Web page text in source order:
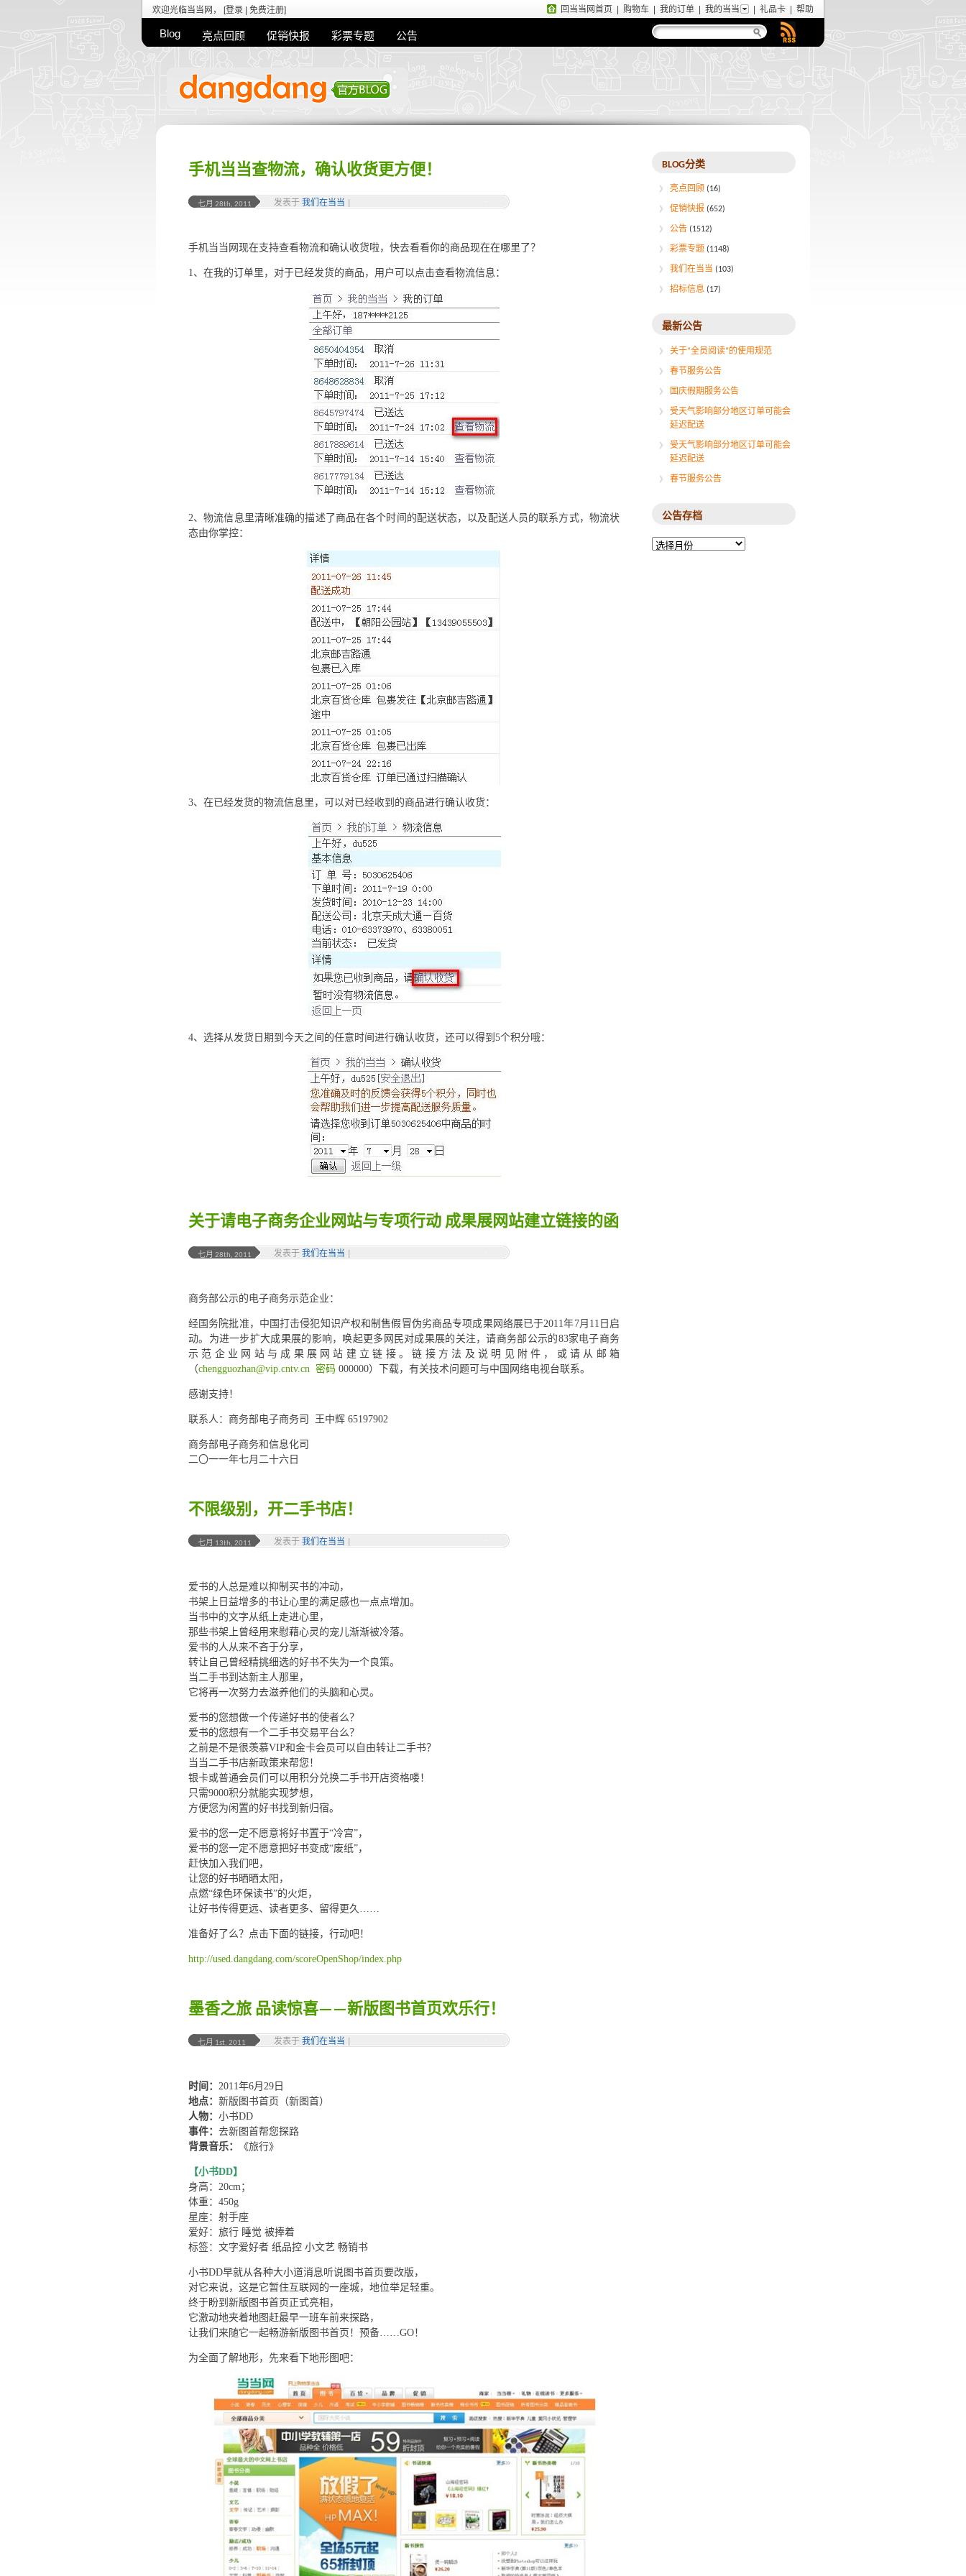
欢迎光临当当网， [登录 免费注册] 回当当网首页 购物车 我的订单 我的当当 礼品卡 帮助
Blog 亮点回顾 促销快报 彩票专题 公告
手机当当查物流，确认收货更方便！
七月 28th, 2011 发表于 我们在当当
手机当当网现在支持查看物流和确认收货啦，快去看看你的商品现在在哪里了？
1、在我的订单里，对于已经发货的商品，用户可以点击查看物流信息：
2、物流信息里清晰准确的描述了商品在各个时间的配送状态，以及配送人员的联系方式，物流状
态由你掌控：
3、在已经发货的物流信息里，可以对已经收到的商品进行确认收货：
4、选择从发货日期到今天之间的任意时间进行确认收货，还可以得到5个积分哦：
关于请电子商务企业网站与专项行动 成果展网站建立链接的函
七月 28th, 2011 发表于 我们在当当
商务部公示的电子商务示范企业：
经国务院批准，中国打击侵犯知识产权和制售假冒伪劣商品专项成果网络展已于2011年7月11日启
动。为进一步扩大成果展的影响，唤起更多网民对成果展的关注，请商务部公示的83家电子商务
示范企业网站与成果展网站建立链接。链接方法及说明见附件，或请从邮箱
（chengguozhan@vip.cntv.cn 密码 000000）下载，有关技术问题可与中国网络电视台联系。
感谢支持！
联系人：商务部电子商务司 王中辉 65197902
商务部电子商务和信息化司
二〇一一年七月二十六日
不限级别，开二手书店！
七月 13th, 2011 发表于 我们在当当
爱书的人总是难以抑制买书的冲动，
书架上日益增多的书让心里的满足感也一点点增加。
当书中的文字从纸上走进心里，
那些书架上曾经用来慰藉心灵的宠儿渐渐被冷落。
爱书的人从来不吝于分享，
转让自己曾经精挑细选的好书不失为一个良策。
当二手书到达新主人那里，
它将再一次努力去滋养他们的头脑和心灵。
爱书的您想做一个传递好书的使者么？
爱书的您想有一个二手书交易平台么？
之前是不是很羡慕VIP和金卡会员可以自由转让二手书？
当当二手书店新政策来帮您！
银卡或普通会员们可以用积分兑换二手书开店资格喽！
只需9000积分就能实现梦想，
方便您为闲置的好书找到新归宿。
爱书的您一定不愿意将好书置于“冷宫”，
爱书的您一定不愿意把好书变成“废纸”，
赶快加入我们吧，
让您的好书晒晒太阳，
点燃“绿色环保读书”的火炬，
让好书传得更远、读者更多、留得更久……
准备好了么？点击下面的链接，行动吧！
http://used.dangdang.com/scoreOpenShop/index.php
墨香之旅 品读惊喜——新版图书首页欢乐行！
七月 1st, 2011 发表于 我们在当当
时间： 2011年6月29日
地点： 新版图书首页（新图首）
人物： 小书DD
事件： 去新图首帮您探路
背景音乐：
《旅行》
【小书DD】
身高：20cm；
体重：450g
星座：射手座
爱好：旅行 睡觉 被捧着
标签：文字爱好者 纸品控 小文艺 畅销书
小书DD早就从各种大小道消息听说图书首页要改版，
对它来说，这是它暂住互联网的一座城，地位举足轻重。
终于盼到新版图书首页正式亮相，
它激动地夹着地图赶最早一班车前来探路，
让我们来随它一起畅游新版图书首页！预备……GO！
为全面了解地形，先来看下地形图吧：
BLOG分类
亮点回顾 (16)
促销快报 (652)
公告 (1512)
彩票专题 (1148)
我们在当当 (103)
招标信息 (17)
最新公告
关于“全员阅读”的使用规范
春节服务公告
国庆假期服务公告
受天气影响部分地区订单可能会
延迟配送
受天气影响部分地区订单可能会
延迟配送
春节服务公告
公告存档